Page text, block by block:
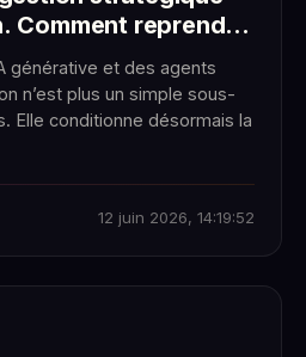
Comment reprendre
générative et des agents
n’est plus un simple sous-
Elle conditionne désormais la
12 juin 2026, 14:19:52